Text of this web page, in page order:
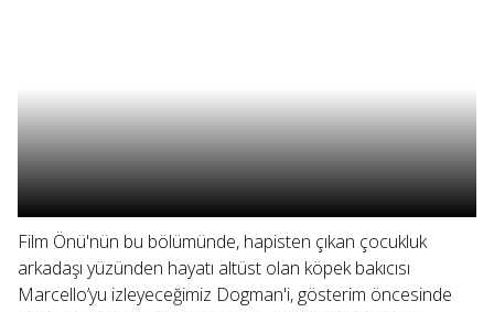
Film Önü'nün bu bölümünde, hapisten çıkan çocukluk
arkadaşı yüzünden hayatı altüst olan köpek bakıcısı
Marcello’yu izleyeceğimiz Dogman'i, gösterim öncesinde